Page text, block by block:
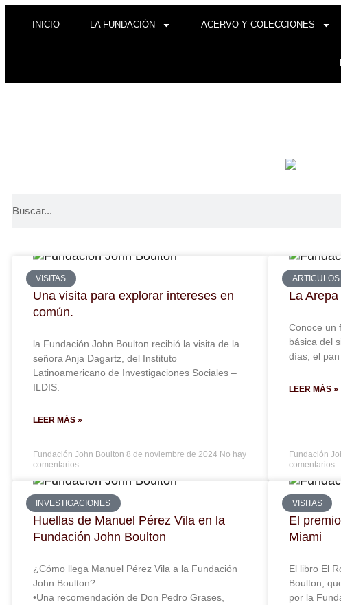
INICIO LA FUNDACIÓN ACERVO Y COLECCIONES
VISITAS
Una visita para explorar intereses en
común.
la Fundación John Boulton recibió la visita de la
señora Anja Dagartz, del Instituto
Latinoamericano de Investigaciones Sociales –
ILDIS.
LEER MÁS »
Fundación John Boulton 8 de noviembre de 2024 No hay
comentarios
ARTICULOS
La
Conoce un
básica del
días, el pan
LEER MÁS »
Fundación
comentarios
INVESTIGACIONES
Huellas de Manuel Pérez Vila en la
Fundación John Boulton
¿Cómo llega Manuel Pérez Vila a la Fundación
John Boulton?
•Una recomendación de Don Pedro Grases,
VISITAS
El
Miami
El libro El
Boulton,
por la